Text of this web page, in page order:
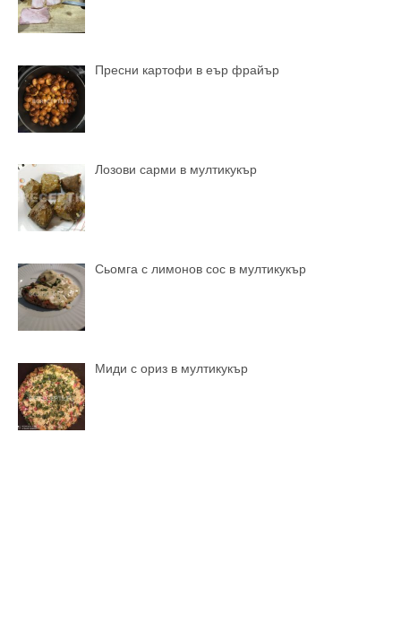
Пресни картофи в еър фрайър
Лозови сарми в мултикукър
Сьомга с лимонов сос в мултикукър
Миди с ориз в мултикукър